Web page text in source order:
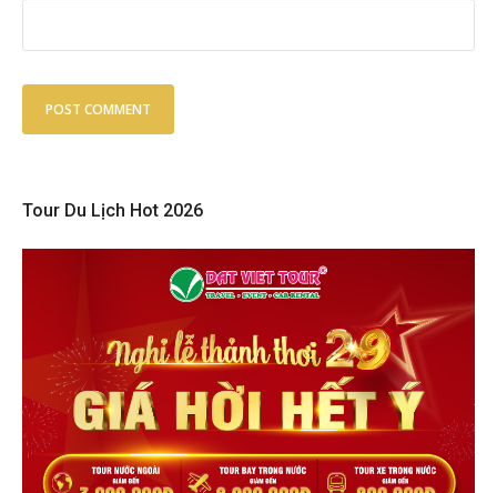
Tour Du Lịch Hot 2026